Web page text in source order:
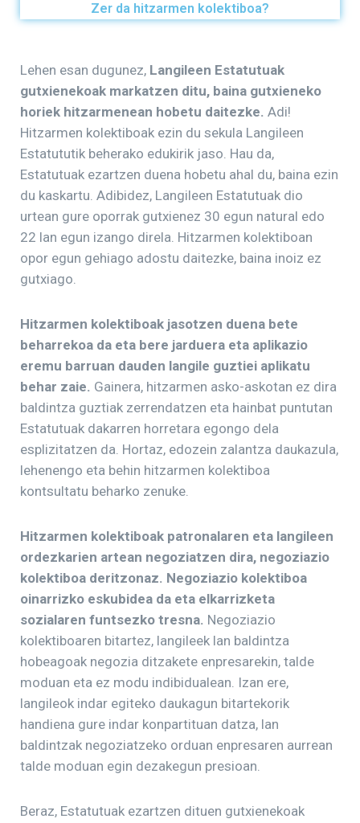
Zer da hitzarmen kolektiboa?
Lehen esan dugunez, Langileen Estatutuak
gutxienekoak markatzen ditu, baina gutxieneko
horiek hitzarmenean hobetu daitezke. Adi!
Hitzarmen kolektiboak ezin du sekula Langileen
Estatututik beherako edukirik jaso. Hau da,
Estatutuak ezartzen duena hobetu ahal du, baina ezin
du kaskartu. Adibidez, Langileen Estatutuak dio
urtean gure oporrak gutxienez 30 egun natural edo
22 lan egun izango direla. Hitzarmen kolektiboan
opor egun gehiago adostu daitezke, baina inoiz ez
gutxiago.
Hitzarmen kolektiboak jasotzen duena bete
beharrekoa da eta bere jarduera eta aplikazio
eremu barruan dauden langile guztiei aplikatu
behar zaie. Gainera, hitzarmen asko-askotan ez dira
baldintza guztiak zerrendatzen eta hainbat puntutan
Estatutuak dakarren horretara egongo dela
esplizitatzen da. Hortaz, edozein zalantza daukazula,
lehenengo eta behin hitzarmen kolektiboa
kontsultatu beharko zenuke.
Hitzarmen kolektiboak patronalaren eta langileen
ordezkarien artean negoziatzen dira, negoziazio
kolektiboa deritzonaz. Negoziazio kolektiboa
oinarrizko eskubidea da eta elkarrizketa
sozialaren funtsezko tresna. Negoziazio
kolektiboaren bitartez, langileek lan baldintza
hobeagoak negozia ditzakete enpresarekin, talde
moduan eta ez modu indibidualean. Izan ere,
langileok indar egiteko daukagun bitartekorik
handiena gure indar konpartituan datza, lan
baldintzak negoziatzeko orduan enpresaren aurrean
talde moduan egin dezakegun presioan.
Beraz, Estatutuak ezartzen dituen gutxienekoak